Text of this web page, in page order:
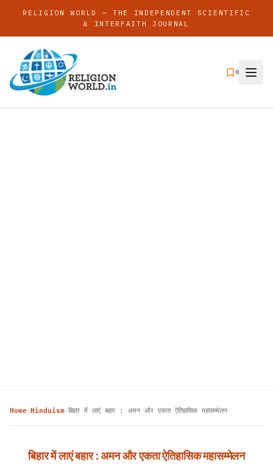
RELIGION WORLD — THE INDEPENDENT SCIENTIFIC
& INTERFAITH JOURNAL
0
Home› Hinduism›बिहार में लाएं बहार : अमन और एकता ऐतिहासिक महासम्मेलन
बिहार में लाएं बहार : अमन और एकता ऐतिहासिक महासम्मेलन